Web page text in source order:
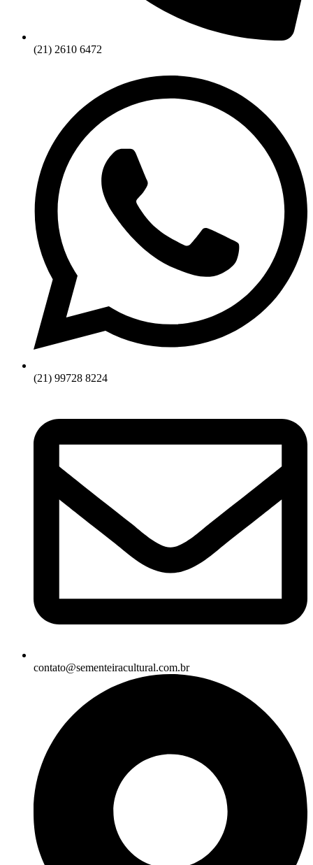
(21) 2610 6472
(21) 99728 8224
contato@sementeiracultural.com.br